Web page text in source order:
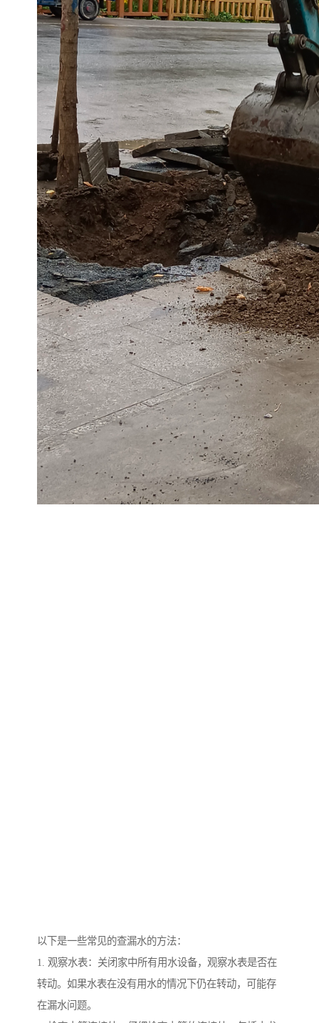
以下是一些常见的查漏水的方法：
1. 观察水表：关闭家中所有用水设备，观察水表是否在
转动。如果水表在没有用水的情况下仍在转动，可能存
在漏水问题。